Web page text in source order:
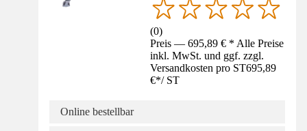
(0)
Preis — 695,89 € * Alle Preise
inkl. MwSt. und ggf. zzgl.
Versandkosten pro ST695,89
€*/ ST
Online bestellbar